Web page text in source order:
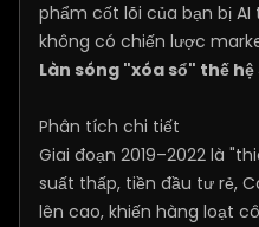
phẩm cốt lõi của bạn bị
không có chiến lược
Làn sóng "xóa sổ" thế
Phân tích chi tiết
Giai đoạn 2019–2022 là
suất thấp, tiền đầu tư rẻ,
lên cao, khiến hàng loạt